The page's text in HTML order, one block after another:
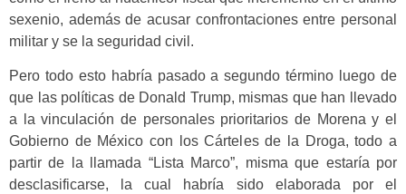
sexenio, además de acusar confrontaciones entre personal
militar y se la seguridad civil.
Pero todo esto habría pasado a segundo término luego de
que las políticas de Donald Trump, mismas que han llevado
a la vinculación de personales prioritarios de Morena y el
Gobierno de México con los Cárteles de la Droga, todo a
partir de la llamada “Lista Marco”, misma que estaría por
desclasificarse, la cual habría sido elaborada por el